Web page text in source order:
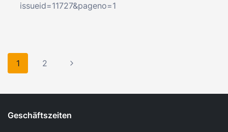
issueid=11727&pageno=1
Seitennavigation
1 2
Nächste
Geschäftszeiten